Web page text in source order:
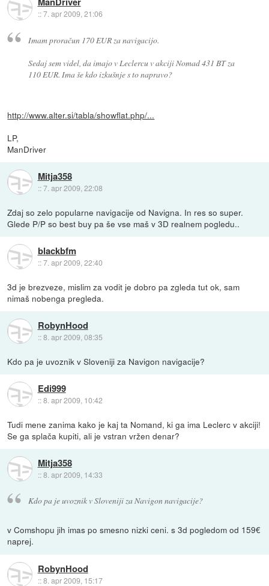
::7. apr 2009, 21:06
Imam proračun 170 EUR za navigacijo.
Sedaj sem videl, da imajo v Leclercu v akciji Nomad 431 BT za
110 EUR. Ima še kdo izkušnje s to napravo?
http://www.alter.si/tabla/showflat.php/...
LP,
ManDriver
Mitja358
::7. apr 2009, 22:08
Zdaj so zelo popularne navigacije od Navigna. In res so super.
Glede P/P so best buy pa še vse maš v 3D realnem pogledu..
blackbfm
::7. apr 2009, 22:40
3d je brezveze, mislim za vodit je dobro pa zgleda tut ok, sam
nimaš nobenga pregleda.
RobynHood
::8. apr 2009, 08:35
Kdo pa je uvoznik v Sloveniji za Navigon navigacije?
Edi999
::8. apr 2009, 10:42
Tudi mene zanima kako je kaj ta Nomand, ki ga ima Leclerc v akciji!
Se ga splača kupiti, ali je vstran vržen denar?
Mitja358
::8. apr 2009, 14:33
Kdo pa je uvoznik v Sloveniji za Navigon navigacije?
v Comshopu jih imas po smesno nizki ceni. s 3d pogledom od 159€
naprej.
RobynHood
::8. apr 2009, 15:17